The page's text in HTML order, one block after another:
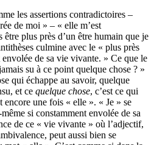
les assertions contradictoires –
de moi » – « elle m’est
être plus près d’un être humain que je
culmine avec le « plus près
de sa vie vivante. » Ce que le
su à ce point quelque chose ? »
qui échappe au savoir, quelque
et ce quelque chose, c’est ce qui
encore une fois « elle ». « Je » se
si constamment envolée de sa
de ce « vie vivante » où l’adjectif,
peut aussi bien se